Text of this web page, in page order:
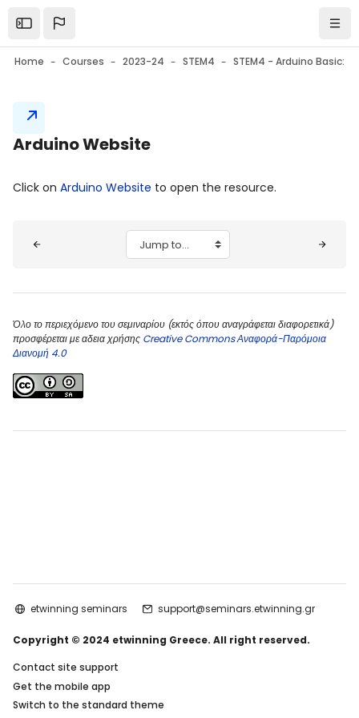
Open the sidebar
Home Courses 2023-24 STEM4
Blocks
Arduino Website
Blocks
Completion requirements
Click on Arduino Website to open the resource.
Jump to...
Όλο το περιεχόμενο του σεμιναρίου (εκτός όπου αναγράφεται διαφορετικά)
προσφέρεται με αδεια χρήσης Creative Commons Αναφορά-Παρόμοια
Διανομή 4.0
etwinning seminars support@seminars.etwinning.gr
Copyright © 2024 etwinning Greece. All right reserved.
Contact site support
Get the mobile app
Switch to the standard theme